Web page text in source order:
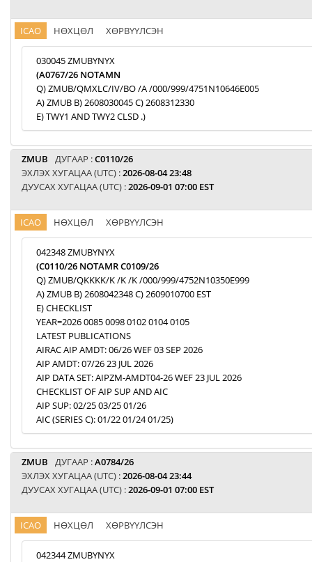
ICAO НӨХЦӨЛ ХӨРВҮҮЛСЭН
030045 ZMUBYNYX
(A0767/26 NOTAMN
Q) ZMUB/QMXLC/IV/BO /A /000/999/4751N10646E005
A) ZMUB B) 2608030045 C) 2608312330
E) TWY1 AND TWY2 CLSD .)
ZMUB ДУГААР :C0110/26
ЭХЛЭХ ХУГАЦАА (UTC) :2026-08-04 23:48
ДУУСАХ ХУГАЦАА (UTC) :2026-09-01 07:00 EST
ICAO НӨХЦӨЛ ХӨРВҮҮЛСЭН
042348 ZMUBYNYX
(C0110/26 NOTAMR C0109/26
Q) ZMUB/QKKKK/K /K /K /000/999/4752N10350E999
A) ZMUB B) 2608042348 C) 2609010700 EST
E) CHECKLIST
YEAR=2026 0085 0098 0102 0104 0105
LATEST PUBLICATIONS
AIRAC AIP AMDT: 06/26 WEF 03 SEP 2026
AIP AMDT: 07/26 23 JUL 2026
AIP DATA SET: AIPZM-AMDT04-26 WEF 23 JUL 2026
CHECKLIST OF AIP SUP AND AIC
AIP SUP: 02/25 03/25 01/26
AIC (SERIES C): 01/22 01/24 01/25)
ZMUB ДУГААР :A0784/26
ЭХЛЭХ ХУГАЦАА (UTC) :2026-08-04 23:44
ДУУСАХ ХУГАЦАА (UTC) :2026-09-01 07:00 EST
ICAO НӨХЦӨЛ ХӨРВҮҮЛСЭН
042344 ZMUBYNYX